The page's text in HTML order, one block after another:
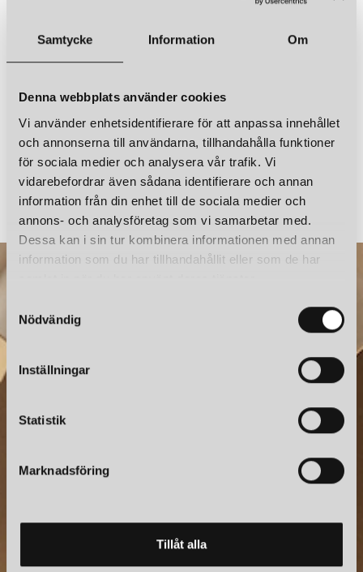
Samtycke Information Om
Denna webbplats använder cookies
Vi använder enhetsidentifierare för att anpassa innehållet
och annonserna till användarna, tillhandahålla funktioner
för sociala medier och analysera vår trafik. Vi
vidarebefordrar även sådana identifierare och annan
information från din enhet till de sociala medier och
annons- och analysföretag som vi samarbetar med.
Dessa kan i sin tur kombinera informationen med annan
information som du har tillhandahållit eller som de har
m
Nödvändig
Inställningar
Statistik
Marknadsföring
Tillåt alla
RESERVGLAS PH 3/2 UNDERSKÄRM
2 185 kr
2 645 kr